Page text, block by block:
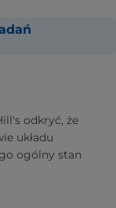
odkryć, że
układu
ogólny stan